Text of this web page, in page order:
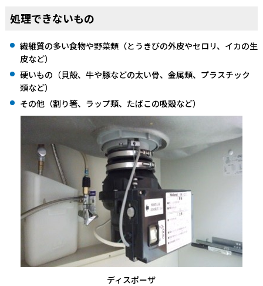
処理できないもの
繊維質の多い食物や野菜類（とうきびの外皮やセロリ、イカの生
皮など）
硬いもの（貝殻、牛や豚などの太い骨、金属類、プラスチック
類など）
その他（割り箸、ラップ類、たばこの吸殻など）
ディスポーザ